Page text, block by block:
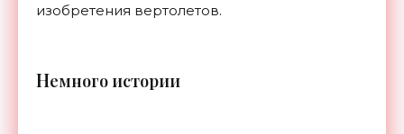
изобретения вертолетов.
Немного истории